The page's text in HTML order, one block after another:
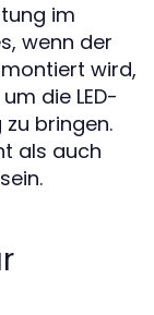
im
wenn der
wird,
die LED-
bringen.
als auch